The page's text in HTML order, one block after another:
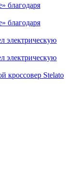
благодаря
благодаря
электрическую
электрическую
кроссовер Stelato